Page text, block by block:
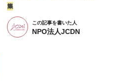
集
この記事を書いた人
NPO法人JCDN